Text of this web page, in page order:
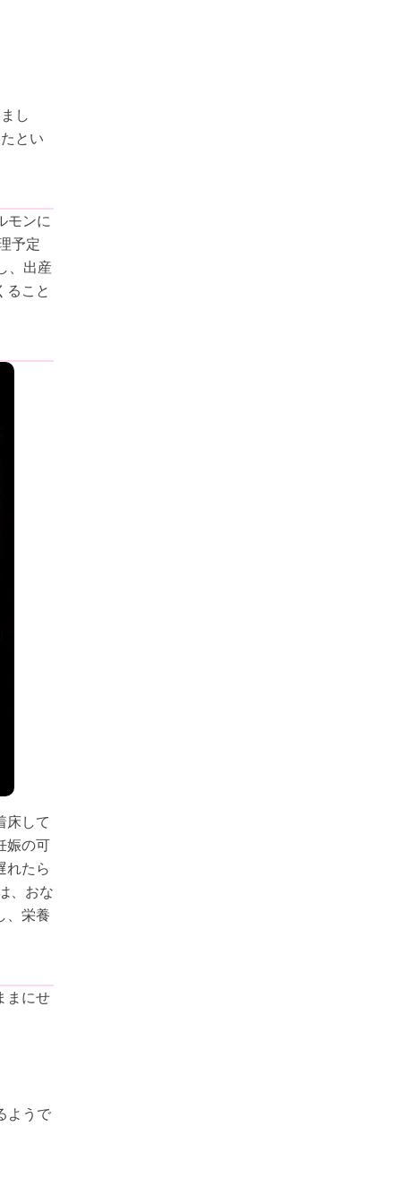
し
とい
モンに
予定
、出産
ること
床して
娠の可
れたら
、おな
、栄養
まにせ
ようで